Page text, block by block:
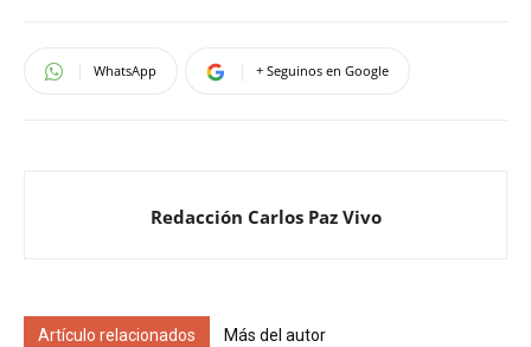
WhatsApp + Seguinos en Google
Redacción Carlos Paz Vivo
Artículo relacionados Más del autor